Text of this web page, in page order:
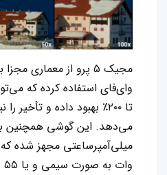
مجیک ۵ پرو از معماری